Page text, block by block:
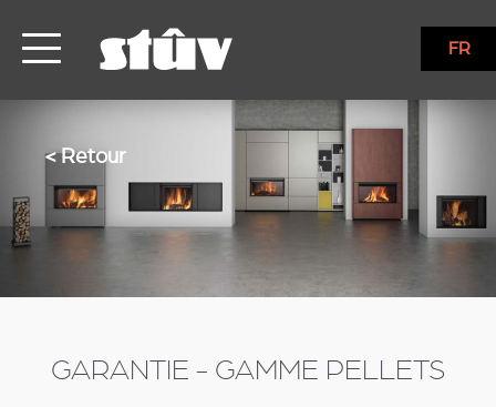
FR
< Retour
GARANTIE - GAMME PELLETS